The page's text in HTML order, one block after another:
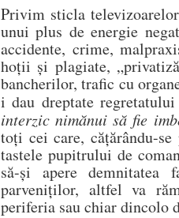
Privim sticla
unui plus de energie
accidente, crime,
hoţii şi plagiate,
bancherilor, trafic cu
i dau dreptate
interzic nimănui să fie
toţi cei care, căţărându-
tastele pupitrului de
să-şi apere demnitatea
parveniţilor, altfel va
periferia sau chiar dincolo